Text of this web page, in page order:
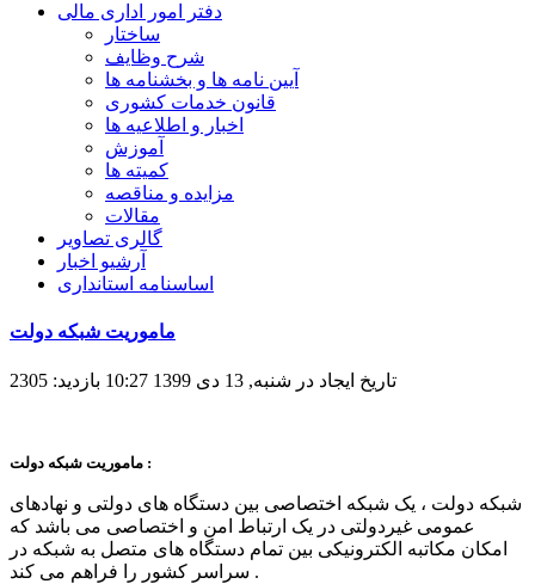
دفتر امور اداری مالی
ساختار
شرح وظایف
آیین نامه ها و بخشنامه ها
قانون خدمات کشوری
اخبار و اطلاعیه ها
آموزش
کمیته ها
مزایده و مناقصه
مقالات
گالری تصاویر
آرشیو اخبار
اساسنامه استانداری
ماموريت شبکه دولت
تاریخ ایجاد در شنبه, 13 دی 1399 10:27 بازدید: 2305
ماموریت شبکه دولت :
شبکه دولت ، یک شبکه اختصاصی بین دستگاه های دولتی و نهادهای
عمومی غیردولتی در یک ارتباط امن و اختصاصی می باشد که
امکان مکاتبه الکترونیکی بین تمام دستگاه های متصل به شبکه در
سراسر کشور را فراهم می کند .